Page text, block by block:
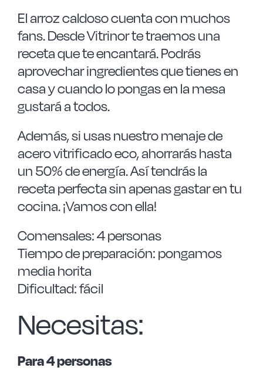
El arroz caldoso cuenta con muchos
fans. Desde Vitrinor te traemos una
receta que te encantará. Podrás
aprovechar ingredientes que tienes en
casa y cuando lo pongas en la mesa
gustará a todos.
Además, si usas nuestro menaje de
acero vitrificado eco, ahorrarás hasta
un 50% de energía. Así tendrás la
receta perfecta sin apenas gastar en tu
cocina. ¡Vamos con ella!
Comensales: 4 personas
Tiempo de preparación: pongamos
media horita
Dificultad: fácil
Necesitas:
Para 4 personas